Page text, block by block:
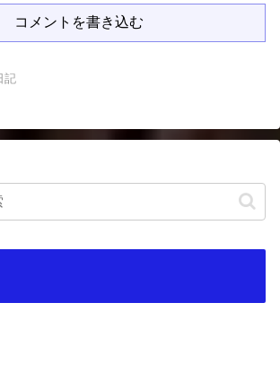
コメントを書き込む
記